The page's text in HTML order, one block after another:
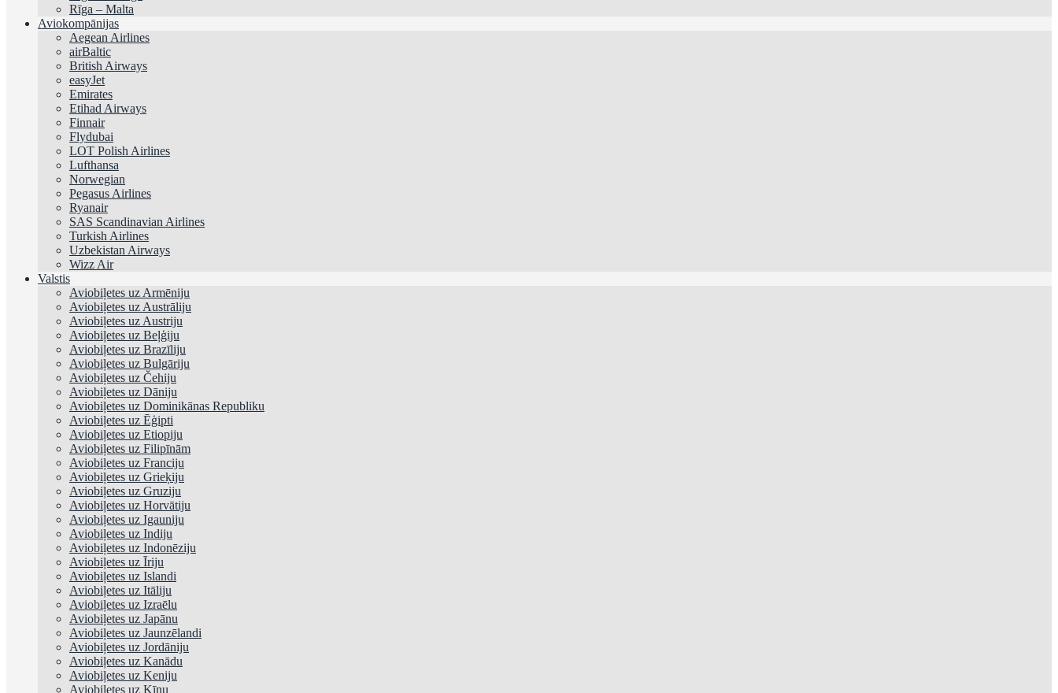
Rīga – Malta
Aviokompānijas
Aegean Airlines
airBaltic
British Airways
easyJet
Emirates
Etihad Airways
Finnair
Flydubai
LOT Polish Airlines
Lufthansa
Norwegian
Pegasus Airlines
Ryanair
SAS Scandinavian Airlines
Turkish Airlines
Uzbekistan Airways
Wizz Air
Valstis
Aviobiļetes uz Armēniju
Aviobiļetes uz Austrāliju
Aviobiļetes uz Austriju
Aviobiļetes uz Beļģiju
Aviobiļetes uz Brazīliju
Aviobiļetes uz Bulgāriju
Aviobiļetes uz Čehiju
Aviobiļetes uz Dāniju
Aviobiļetes uz Dominikānas Republiku
Aviobiļetes uz Ēģipti
Aviobiļetes uz Etiopiju
Aviobiļetes uz Filipīnām
Aviobiļetes uz Franciju
Aviobiļetes uz Grieķiju
Aviobiļetes uz Gruziju
Aviobiļetes uz Horvātiju
Aviobiļetes uz Igauniju
Aviobiļetes uz Indiju
Aviobiļetes uz Indonēziju
Aviobiļetes uz Īriju
Aviobiļetes uz Islandi
Aviobiļetes uz Itāliju
Aviobiļetes uz Izraēlu
Aviobiļetes uz Japānu
Aviobiļetes uz Jaunzēlandi
Aviobiļetes uz Jordāniju
Aviobiļetes uz Kanādu
Aviobiļetes uz Keniju
Aviobiļetes uz Ķīnu